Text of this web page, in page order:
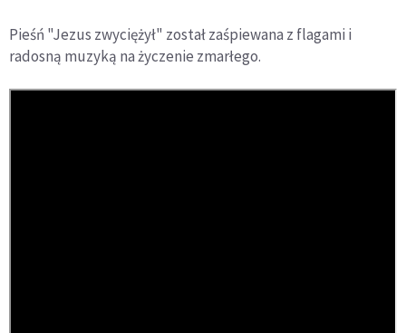
Pieśń "Jezus zwyciężył" został zaśpiewana z flagami i
radosną muzyką na życzenie zmarłego.